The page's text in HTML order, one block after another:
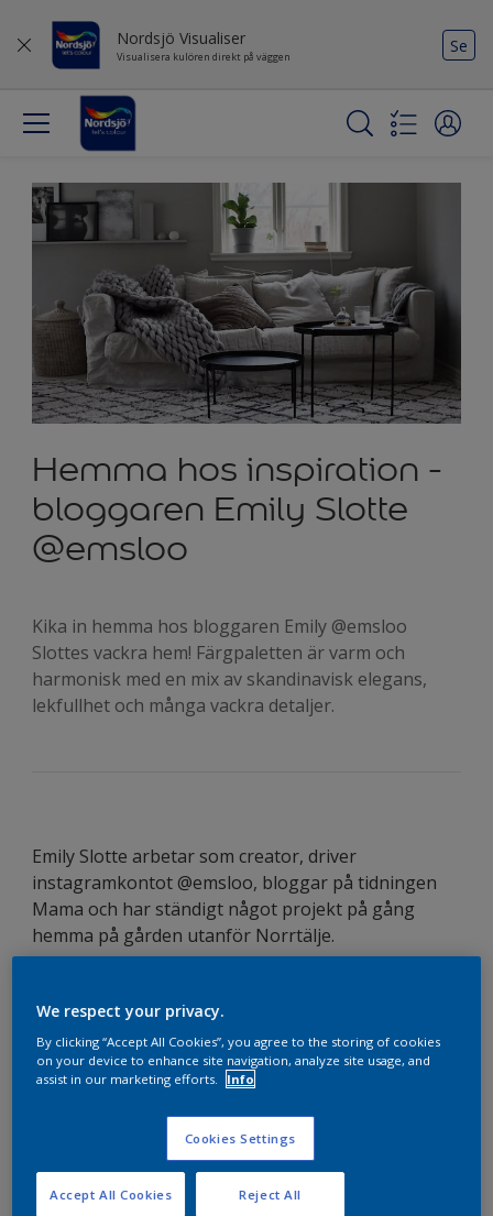
Nordsjö Visualiser
Visualisera kulören direkt på väggen
Se
Hemma hos inspiration -
bloggaren Emily Slotte
@emsloo
Kika in hemma hos bloggaren Emily @emsloo
Slottes vackra hem! Färgpaletten är varm och
harmonisk med en mix av skandinavisk elegans,
lekfullhet och många vackra detaljer.
Emily Slotte arbetar som creator, driver
instagramkontot @emsloo, bloggar på tidningen
Mama och har ständigt något projekt på gång
hemma på gården utanför Norrtälje.
Välkommen in i
vardagsrummet
Låt oss börja i vardagsrummet där tidlösa,
sammetsmatta väggar ger utrymme för gröna
växter och vackra stilleben. Här bidrar de mörka och
matta väggarna med en sober elegans. Kulören på
väggen heter Misty Le Havre och väggfärgen är
We respect your privacy.
By clicking “Accept All Cookies”, you agree to the storing of cookies
on your device to enhance site navigation, analyze site usage, and
assist in our marketing efforts.
Info
Cookies Settings
Reject All
Accept All Cookies